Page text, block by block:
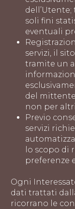
soli fini
eventuali
servizi, il
tramite un
del
non per
Previo
servizi
lo scopo di
preferenze
Ogni
dati trattati
ricorrano le